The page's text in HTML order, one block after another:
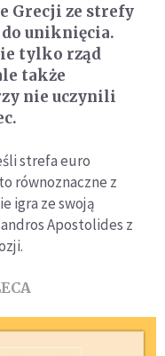
Grecji ze strefy
uniknięcia.
tylko rząd
także
nie uczynili
strefa euro
równoznaczne z
igra ze swoją
Apostolides z